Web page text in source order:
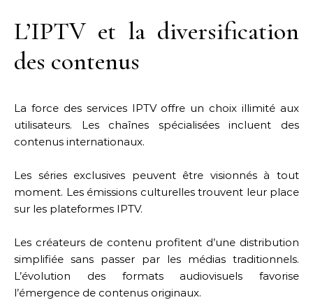
L’IPTV et la diversification
des contenus
La force des services IPTV offre un choix illimité aux
utilisateurs. Les chaînes spécialisées incluent des
contenus internationaux.
Les séries exclusives peuvent être visionnés à tout
moment. Les émissions culturelles trouvent leur place
sur les plateformes IPTV.
Les créateurs de contenu profitent d’une distribution
simplifiée sans passer par les médias traditionnels.
L’évolution des formats audiovisuels favorise
l’émergence de contenus originaux.